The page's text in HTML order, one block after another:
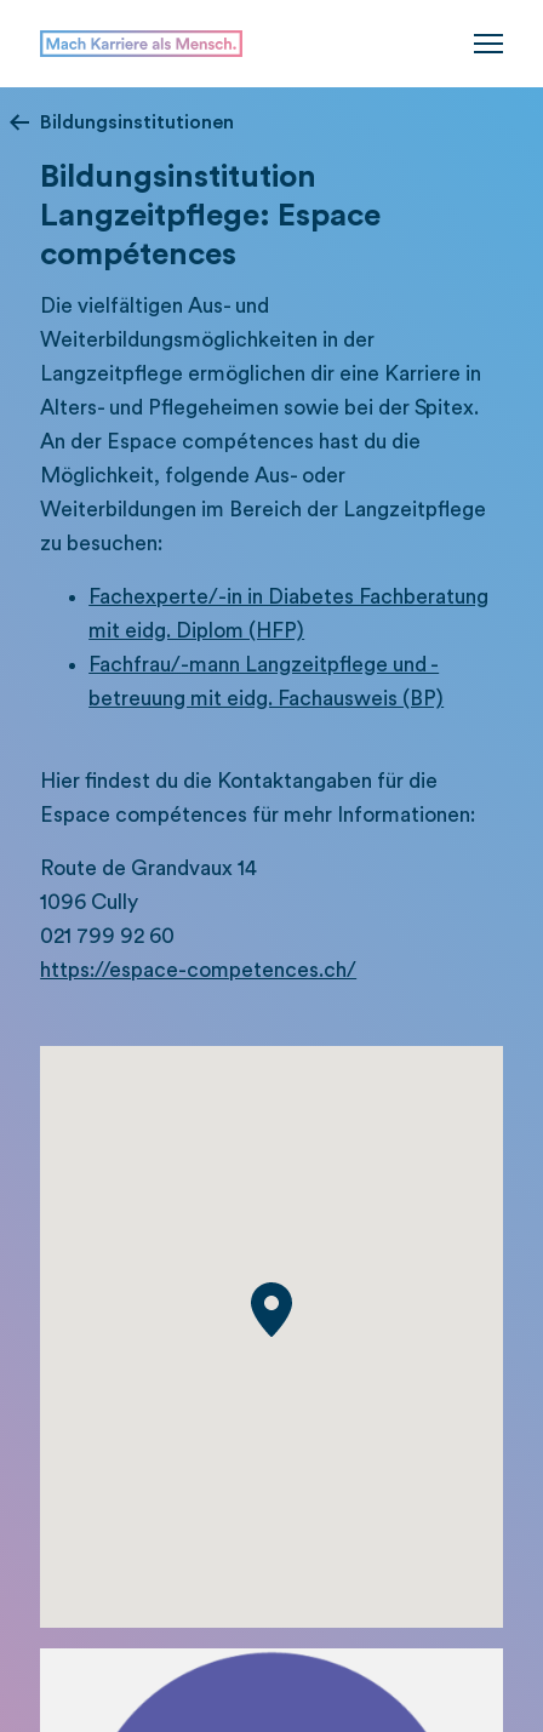
Bildungsinstitutionen
Bildungsinstitution
Langzeitpflege: Espace
compétences
Die vielfältigen Aus- und
Weiterbildungsmöglichkeiten in der
Langzeitpflege ermöglichen dir eine Karriere in
Alters- und Pflegeheimen sowie bei der Spitex.
An der Espace compétences hast du die
Möglichkeit, folgende Aus- oder
Weiterbildungen im Bereich der Langzeitpflege
zu besuchen:
Fachexperte/-in in Diabetes Fachberatung
mit eidg. Diplom (HFP)
Fachfrau/-mann Langzeitpflege und -
betreuung mit eidg. Fachausweis (BP)
Hier findest du die Kontaktangaben für die
Espace compétences für mehr Informationen:
Route de Grandvaux 14
1096 Cully
021 799 92 60
https://espace-competences.ch/